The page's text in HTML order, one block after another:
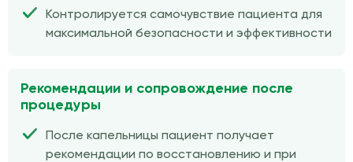
Контролируется самочувствие пациента для
максимальной безопасности и эффективности
Рекомендации и сопровождение после
процедуры
После капельницы пациент получает
рекомендации по восстановлению и при